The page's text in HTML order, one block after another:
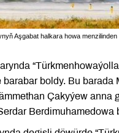
Aşgabat halkara howa
boldy. Bu
Çakyýew
Berdimuhamedowa